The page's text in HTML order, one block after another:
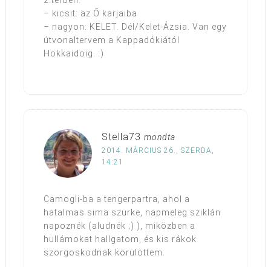
– kicsit: az Ő karjaiba
– nagyon: KELET. Dél/Kelet-Ázsia. Van egy
útvonaltervem a Kappadókiától
Hokkaidoig. :)
Stella73 mondta
2014. MÁRCIUS 26., SZERDA,
14:21
Camogli-ba a tengerpartra, ahol a
hatalmas sima szürke, napmeleg sziklán
napoznék (aludnék ;) ), miközben a
hullámokat hallgatom, és kis rákok
szorgoskodnak körülöttem.